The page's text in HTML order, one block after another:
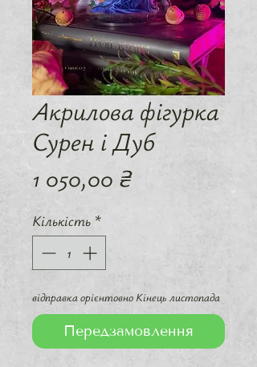
Акрилова фігурка
Сурен і Дуб
1 050,00 ₴Ціна
Кількість *
відправка орієнтовно Кінець листопада
Передзамовлення